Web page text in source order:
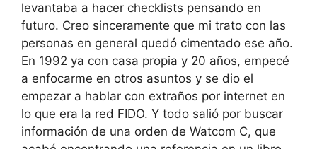
levantaba a hacer checklists pensando en
futuro. Creo sinceramente que mi trato con las
personas en general quedó cimentado ese año.
En 1992 ya con casa propia y 20 años, empecé
a enfocarme en otros asuntos y se dio el
empezar a hablar con extraños por internet en
lo que era la red FIDO. Y todo salió por buscar
información de una orden de Watcom C, que